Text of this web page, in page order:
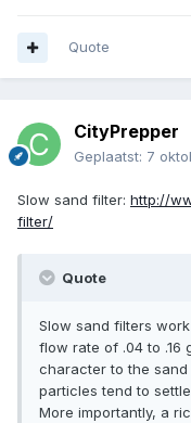
Quote
CityPrepper
Geplaatst: 7
Slow sand filter: http://
filter/
Quote
Slow sand filters
flow rate of .04 to .16
character to the
particles tend to
More importantly, a